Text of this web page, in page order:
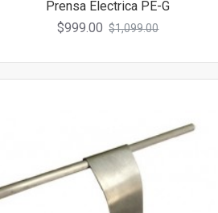
Prensa Electrica PE-G
$999.00 $1,099.00